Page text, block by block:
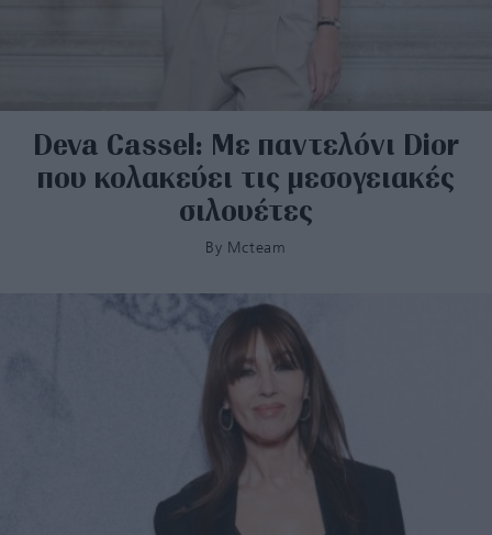
Deva Cassel: Με παντελόνι Dior
που κολακεύει τις μεσογειακές
σιλουέτες
By Mcteam